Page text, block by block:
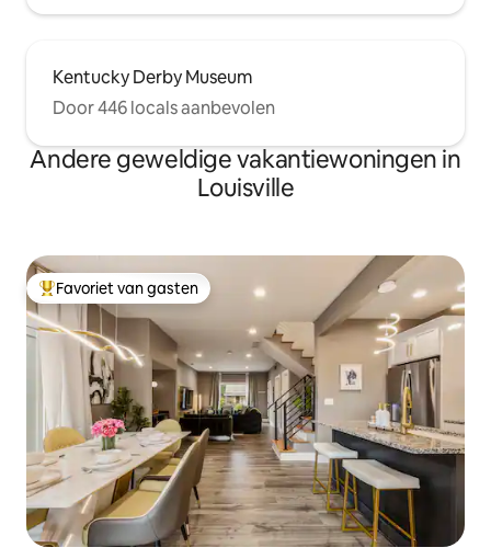
Kentucky Derby Museum
Door 446 locals aanbevolen
Andere geweldige vakantiewoningen in
Louisville
Topfavoriet van gasten
Favoriet van gasten